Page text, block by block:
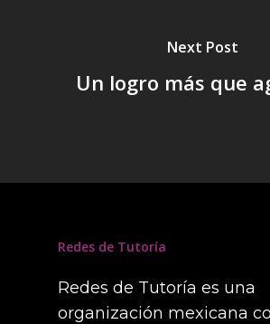
Next Post
Un logro más que
Redes de Tutoría
Redes de Tutoría es una
organización mexicana